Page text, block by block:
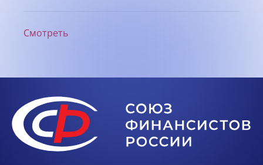
Смотреть